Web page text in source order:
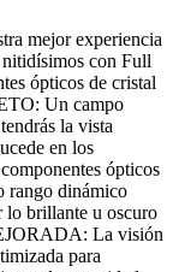
mejor experiencia
nitidísimos con Full
ópticos de cristal
Un campo
la vista
en los
ópticos
rango dinámico
lo brillante u oscuro
La visión
para